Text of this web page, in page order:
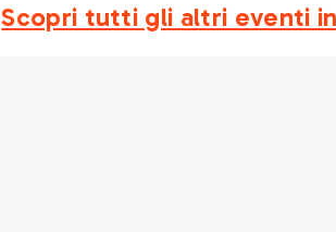
Scopri tutti gli altri eventi